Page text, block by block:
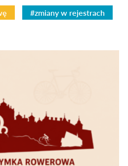
#zmiany w rejestrach